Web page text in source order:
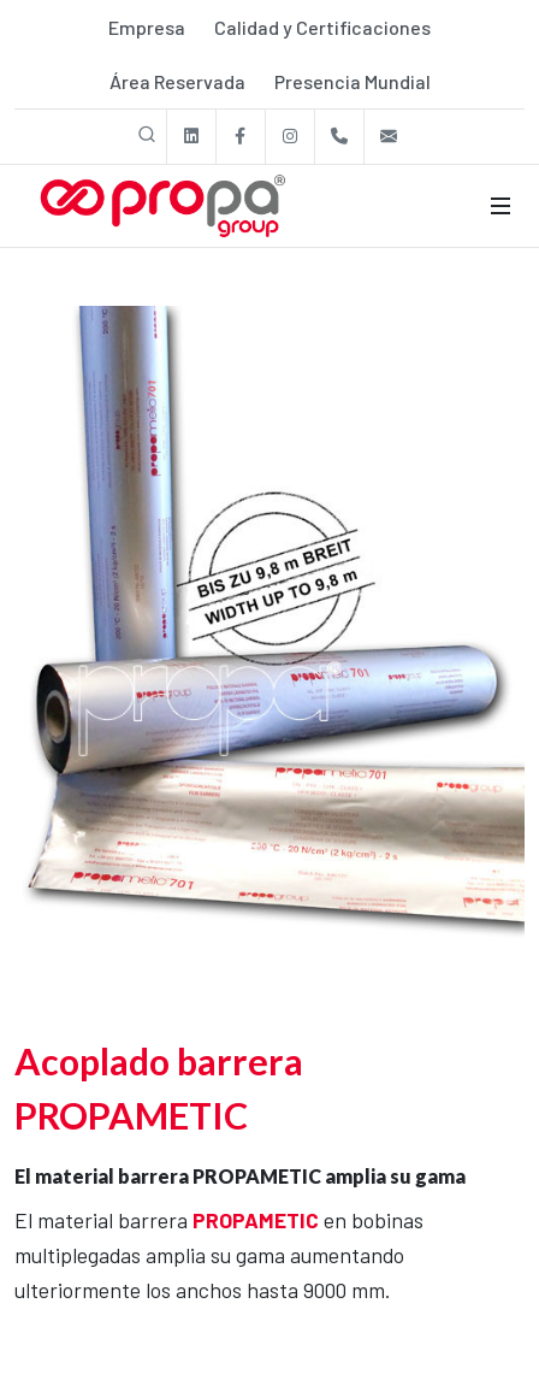
Empresa Calidad y Certificaciones
Área Reservada Presencia Mundial
linkedinFacebookInstagram+39 011 9507788
Acoplado barrera
PROPAMETIC
El material barrera PROPAMETIC amplia su gama
El material barrera PROPAMETIC en bobinas
multiplegadas amplia su gama aumentando
ulteriormente los anchos hasta 9000 mm.